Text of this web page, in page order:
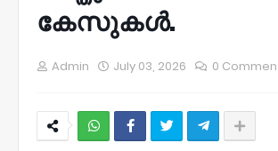
കേസുകള്‍.
Admin July 03, 2026 0